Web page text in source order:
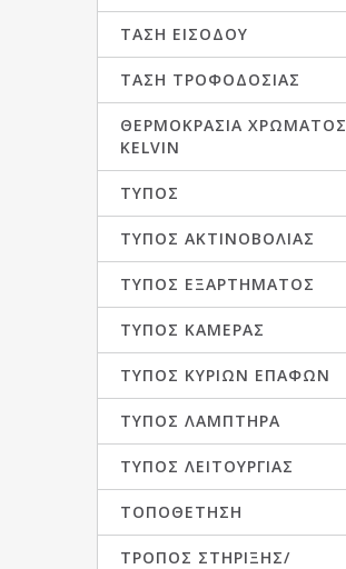
ΤΆΣΗ ΕΙΣΌΔΟΥ
ΤΆΣΗ ΤΡΟΦΟΔΟΣΊΑΣ
ΘΕΡΜΟΚΡΑΣΊΑ ΧΡΏΜΑΤΟΣ
KELVIN
ΤΎΠΟΣ
ΤΎΠΟΣ ΑΚΤΙΝΟΒΟΛΊΑΣ
ΤΎΠΟΣ ΕΞΑΡΤΉΜΑΤΟΣ
ΤΎΠΟΣ ΚΆΜΕΡΑΣ
ΤΎΠΟΣ ΚΎΡΙΩΝ ΕΠΑΦΩΝ
ΤΎΠΟΣ ΛΑΜΠΤΉΡΑ
ΤΎΠΟΣ ΛΕΙΤΟΥΡΓΊΑΣ
ΤΟΠΟΘΈΤΗΣΗ
ΤΡΌΠΟΣ ΣΤΉΡΙΞΗΣ/